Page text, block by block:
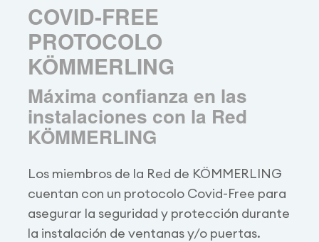
COVID-FREE
PROTOCOLO
KÖMMERLING
Máxima confianza en las
instalaciones con la Red
KÖMMERLING
Los miembros de la Red de KÖMMERLING
cuentan con un protocolo Covid-Free para
asegurar la seguridad y protección durante
la instalación de ventanas y/o puertas.